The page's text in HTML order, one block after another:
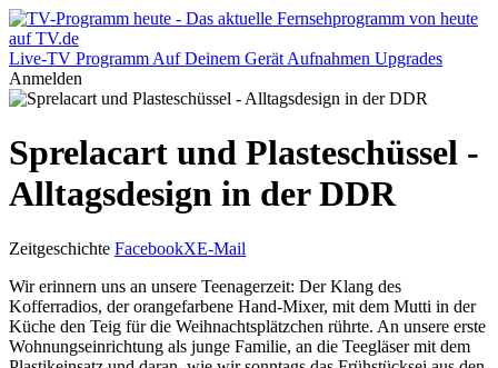
Live-TV Programm Auf Deinem Gerät Aufnahmen Upgrades
Anmelden
Sprelacart und Plasteschüssel -
Alltagsdesign in der DDR
Zeitgeschichte FacebookXE-Mail
Wir erinnern uns an unsere Teenagerzeit: Der Klang des
Kofferradios, der orangefarbene Hand-Mixer, mit dem Mutti in der
Küche den Teig für die Weihnachtsplätzchen rührte. An unsere erste
Wohnungseinrichtung als junge Familie, an die Teegläser mit dem